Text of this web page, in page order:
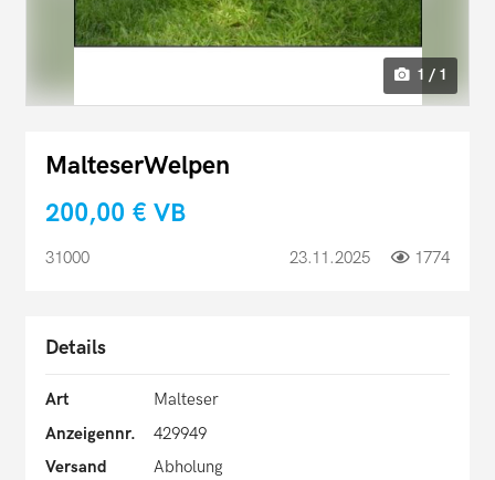
1 / 1
MalteserWelpen
200,00 € VB
31000 23.11.2025 1774
Details
Art
Malteser
Anzeigennr.
429949
Versand
Abholung